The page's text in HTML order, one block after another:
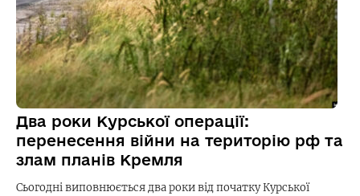
Два роки Курської операції:
перенесення війни на територію рф та
злам планів Кремля
Сьогодні виповнюється два роки від початку Курської